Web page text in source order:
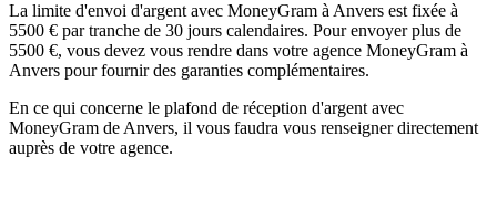
La limite d'envoi d'argent avec MoneyGram à Anvers est fixée à
5500 € par tranche de 30 jours calendaires. Pour envoyer plus de
5500 €, vous devez vous rendre dans votre agence MoneyGram à
Anvers pour fournir des garanties complémentaires.
En ce qui concerne le plafond de réception d'argent avec
MoneyGram de Anvers, il vous faudra vous renseigner directement
auprès de votre agence.